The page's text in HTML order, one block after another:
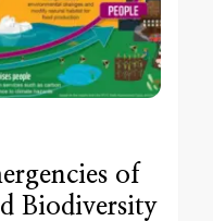
of
Biodiversity